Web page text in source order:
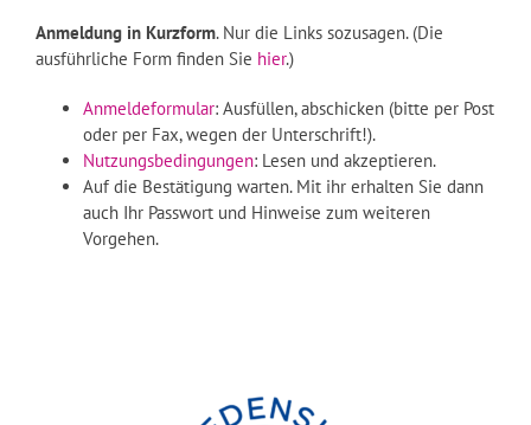
Anmeldung in Kurzform. Nur die Links sozusagen. (Die
ausführliche Form finden Sie hier.)
Anmeldeformular: Ausfüllen, abschicken (bitte per Post
oder per Fax, wegen der Unterschrift!).
Nutzungsbedingungen: Lesen und akzeptieren.
Auf die Bestätigung warten. Mit ihr erhalten Sie dann
auch Ihr Passwort und Hinweise zum weiteren
Vorgehen.